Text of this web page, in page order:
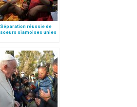
Séparation réussie de
soeurs siamoises unies